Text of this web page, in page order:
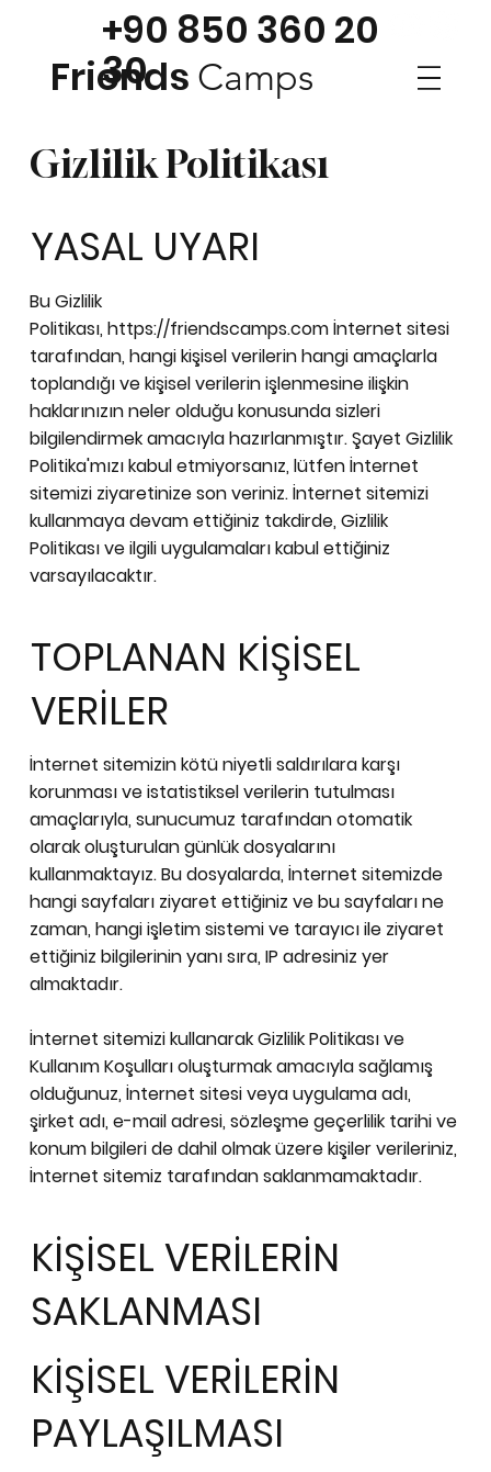
+90 850 360 20
30
Friends Camps
Gizlilik Politikası
YASAL UYARI
Bu Gizlilik
Politikası,https://friendscamps.comİnternet sitesi
tarafından, hangi kişisel verilerin hangi amaçlarla
toplandığı ve kişisel verilerin işlenmesine ilişkin
haklarınızın neler olduğu konusunda sizleri
bilgilendirmek amacıyla hazırlanmıştır. Şayet Gizlilik
Politika'mızı kabul etmiyorsanız, lütfen İnternet
sitemizi ziyaretinize son veriniz. İnternet sitemizi
kullanmaya devam ettiğiniz takdirde, Gizlilik
Politikası ve ilgili uygulamaları kabul ettiğiniz
varsayılacaktır.
TOPLANAN KİŞİSEL
VERİLER
İnternet sitemizin kötü niyetli saldırılara karşı
korunması ve istatistiksel verilerin tutulması
amaçlarıyla, sunucumuz tarafından otomatik
olarak oluşturulan günlük dosyalarını
kullanmaktayız. Bu dosyalarda, İnternet sitemizde
hangi sayfaları ziyaret ettiğiniz ve bu sayfaları ne
zaman, hangi işletim sistemi ve tarayıcı ile ziyaret
ettiğiniz bilgilerinin yanı sıra, IP adresiniz yer
almaktadır.
İnternet sitemizi kullanarak Gizlilik Politikası ve
Kullanım Koşulları oluşturmak amacıyla sağlamış
olduğunuz, İnternet sitesi veya uygulama adı,
şirket adı, e-mail adresi, sözleşme geçerlilik tarihi ve
konum bilgileri de dahil olmak üzere kişiler verileriniz,
İnternet sitemiz tarafından saklanmamaktadır.
KİŞİSEL VERİLERİN
SAKLANMASI
KİŞİSEL VERİLERIN
PAYLAŞILMASI